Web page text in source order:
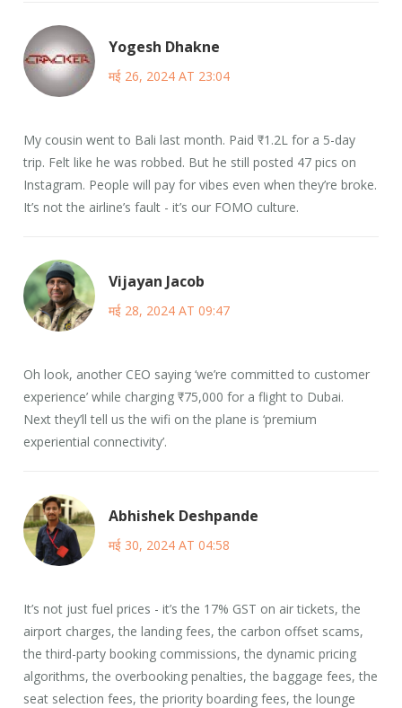
Yogesh Dhakne
मई 26, 2024 AT 23:04
My cousin went to Bali last month. Paid ₹1.2L for a 5-day
trip. Felt like he was robbed. But he still posted 47 pics on
Instagram. People will pay for vibes even when they’re broke.
It’s not the airline’s fault - it’s our FOMO culture.
Vijayan Jacob
मई 28, 2024 AT 09:47
Oh look, another CEO saying ‘we’re committed to customer
experience’ while charging ₹75,000 for a flight to Dubai.
Next they’ll tell us the wifi on the plane is ‘premium
experiential connectivity’.
Abhishek Deshpande
मई 30, 2024 AT 04:58
It’s not just fuel prices - it’s the 17% GST on air tickets, the
airport charges, the landing fees, the carbon offset scams,
the third-party booking commissions, the dynamic pricing
algorithms, the overbooking penalties, the baggage fees, the
seat selection fees, the priority boarding fees, the lounge